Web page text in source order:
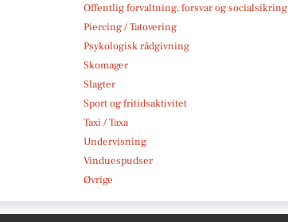
Offentlig forvaltning, forsvar og socialsikring
Piercing / Tatovering
Psykologisk rådgivning
Skomager
Slagter
Sport og fritidsaktivitet
Taxi / Taxa
Undervisning
Vinduespudser
Øvrige